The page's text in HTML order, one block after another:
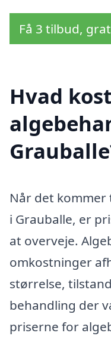
Få 3 tilbud,
Hvad
Når det
i Grauballe, er
at overveje.
omkostninger
størrelse,
behandling der
priserne for